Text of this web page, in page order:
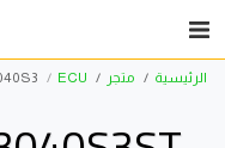
الرئيسية متجر ECU